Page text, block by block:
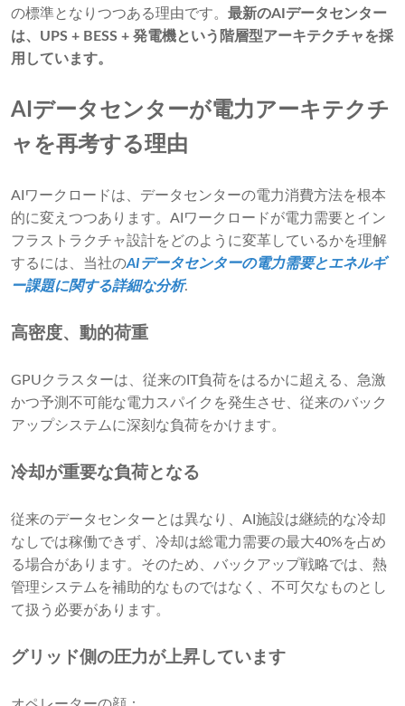
の標準となりつつある理由です。 最新のAIデータセンター
は、UPS + BESS + 発電機という階層型アーキテクチャを採
用しています。
AIデータセンターが電力アーキテクチ
ャを再考する理由
AIワークロードは、データセンターの電力消費方法を根本
的に変えつつあります。AIワークロードが電力需要とイン
フラストラクチャ設計をどのように変革しているかを理解
するには、当社のAIデータセンターの電力需要とエネルギ
ー課題に関する詳細な分析.
高密度、動的荷重
GPUクラスターは、従来のIT負荷をはるかに超える、急激
かつ予測不可能な電力スパイクを発生させ、従来のバック
アップシステムに深刻な負荷をかけます。
冷却が重要な負荷となる
従来のデータセンターとは異なり、AI施設は継続的な冷却
なしでは稼働できず、冷却は総電力需要の最大40%を占め
る場合があります。そのため、バックアップ戦略では、熱
管理システムを補助的なものではなく、不可欠なものとし
て扱う必要があります。
グリッド側の圧力が上昇しています